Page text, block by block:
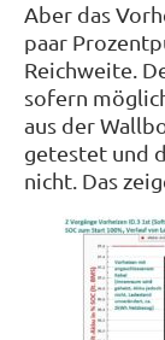
Aber das
paar
Reichweite.
sofern
aus der
getestet und
nicht. Das